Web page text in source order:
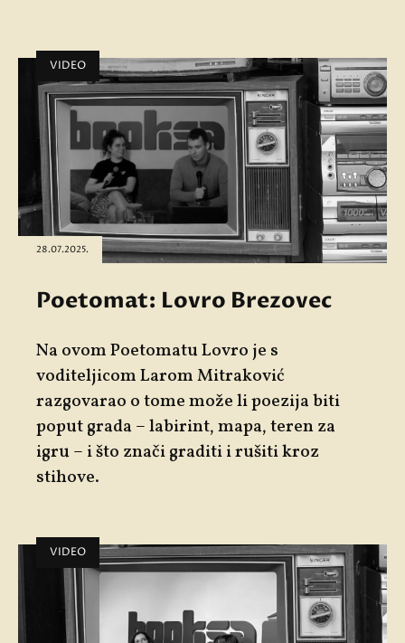
VIDEO
28.07.2025.
Poetomat: Lovro Brezovec
Na ovom Poetomatu Lovro je s
voditeljicom Larom Mitraković
razgovarao o tome može li poezija biti
poput grada – labirint, mapa, teren za
igru – i što znači graditi i rušiti kroz
stihove.
VIDEO